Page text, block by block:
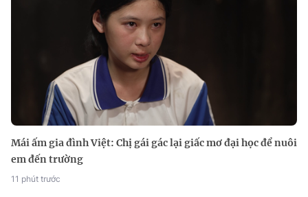
Mái ấm gia đình Việt: Chị gái gác lại giấc mơ đại học để nuôi
em đến trường
11 phút trước